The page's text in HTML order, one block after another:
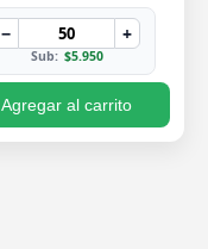
− +
Sub: $5.950
Agregar al carrito